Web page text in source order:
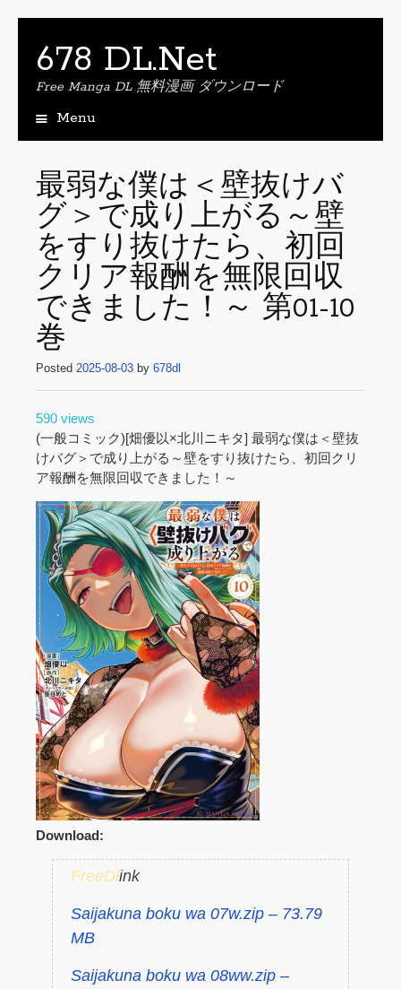
678 DL.Net
Free Manga DL 無料漫画 ダウンロード
Menu
i
p
t
o
c
o
n
t
e
n
最弱な僕は＜壁抜けバ
グ＞で成り上がる～壁
をすり抜けたら、初回
クリア報酬を無限回収
できました！～ 第01-10
巻
Posted 2025-08-03 by 678dl
590 views
(一般コミック)[畑優以×北川ニキタ] 最弱な僕は＜壁抜
けバグ＞で成り上がる～壁をすり抜けたら、初回クリ
ア報酬を無限回収できました！～
Download:
FreeDlink
Saijakuna boku wa 07w.zip – 73.79
MB
Saijakuna boku wa 08ww.zip –